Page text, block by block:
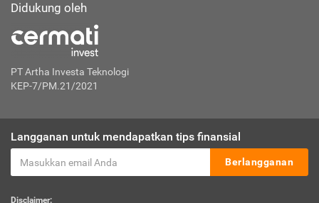
Didukung oleh
PT Artha Investa Teknologi
KEP-7/PM.21/2021
Langganan untuk mendapatkan tips finansial
Berlangganan
Disclaimer: